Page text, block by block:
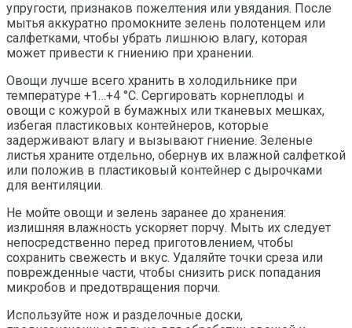
упругости, признаков пожелтения или увядания. После
мытья аккуратно промокните зелень полотенцем или
салфетками, чтобы убрать лишнюю влагу, которая
может привести к гниению при хранении.
Овощи лучше всего хранить в холодильнике при
температуре +1…+4 °C. Сергировать корнеплоды и
овощи с кожурой в бумажных или тканевых мешках,
избегая пластиковых контейнеров, которые
задерживают влагу и вызывают гниение. Зеленые
листья храните отдельно, обернув их влажной салфеткой
или положив в пластиковый контейнер с дырочками
для вентиляции.
Не мойте овощи и зелень заранее до хранения:
излишняя влажность ускоряет порчу. Мыть их следует
непосредственно перед приготовлением, чтобы
сохранить свежесть и вкус. Удаляйте точки среза или
поврежденные части, чтобы снизить риск попадания
микробов и предотвращения порчи.
Используйте нож и разделочные доски,